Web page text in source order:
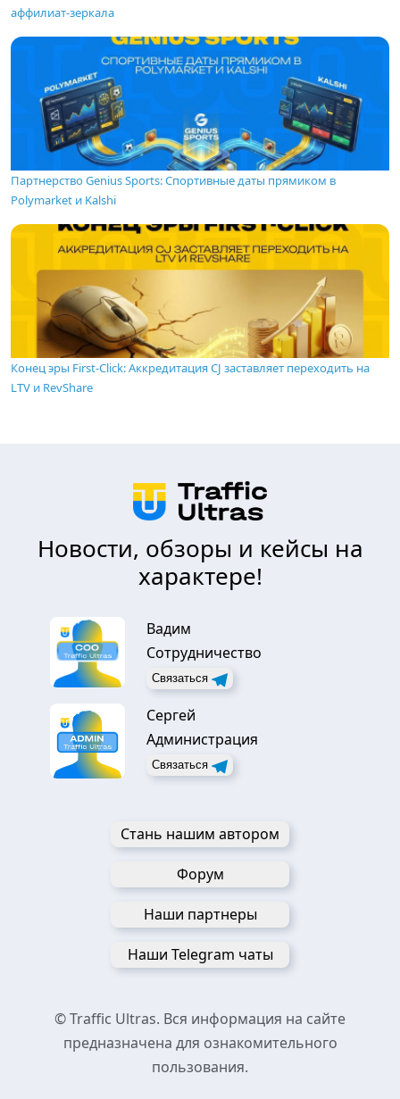
аффилиат-зеркала
Партнерство Genius Sports: Спортивные даты прямиком в
Polymarket и Kalshi
Конец эры First-Click: Аккредитация CJ заставляет переходить на
LTV и RevShare
Новости, обзоры и кейсы на
характере!
Вадим
Сотрудничество
Связаться
Сергей
Администрация
Связаться
Стань нашим автором
Форум
Наши партнеры
Наши Telegram чаты
© Traffic Ultras. Вся информация на сайте
предназначена для ознакомительного
пользования.